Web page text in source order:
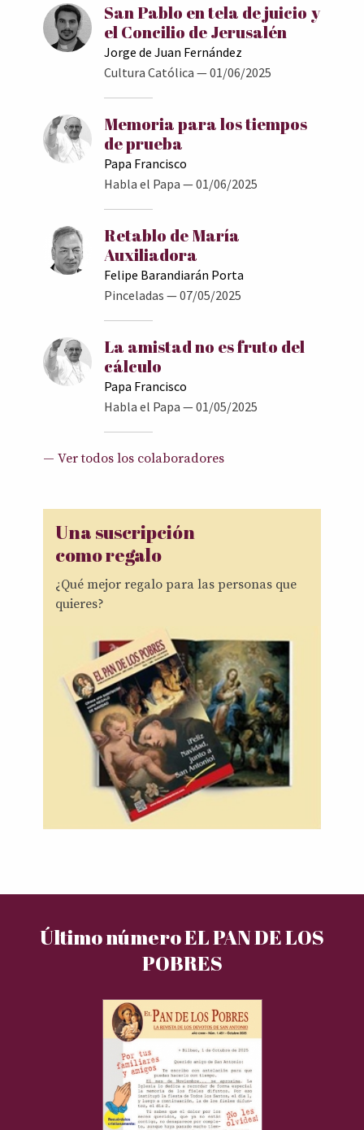
San Pablo en tela de juicio y
el Concilio de Jerusalén
Jorge de Juan Fernández
Cultura Católica — 01/06/2025
Memoria para los tiempos
de prueba
Papa Francisco
Habla el Papa — 01/06/2025
Retablo de María
Auxiliadora
Felipe Barandiarán Porta
Pinceladas — 07/05/2025
La amistad no es fruto del
cálculo
Papa Francisco
Habla el Papa — 01/05/2025
— Ver todos los colaboradores
Una suscripción
como regalo
¿Qué mejor regalo para las personas que
quieres?
Último número EL PAN DE LOS
POBRES